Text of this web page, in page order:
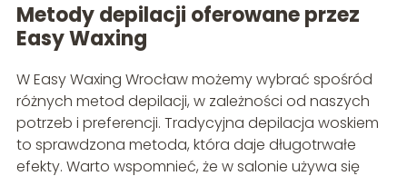
Metody depilacji oferowane przez
Easy Waxing
W Easy Waxing Wrocław możemy wybrać spośród
różnych metod depilacji, w zależności od naszych
potrzeb i preferencji. Tradycyjna depilacja woskiem
to sprawdzona metoda, która daje długotrwałe
efekty. Warto wspomnieć, że w salonie używa się